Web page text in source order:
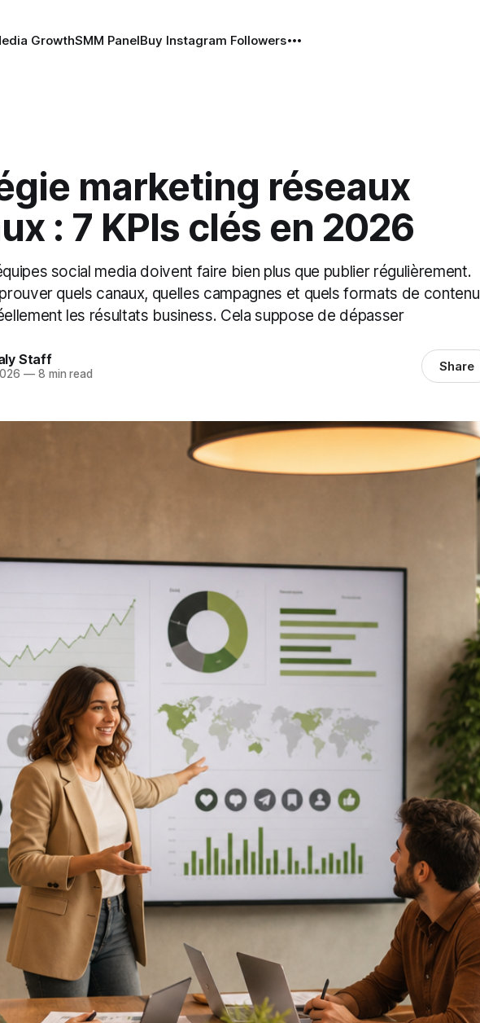
GrowthSMM PanelBuy Instagram Followers
marketing réseaux
: 7 KPIs clés en 2026
social media doivent faire bien plus que publier régulièrement.
quels canaux, quelles campagnes et quels formats de contenu
les résultats business. Cela suppose de dépasser
Staff
—8 min read Share